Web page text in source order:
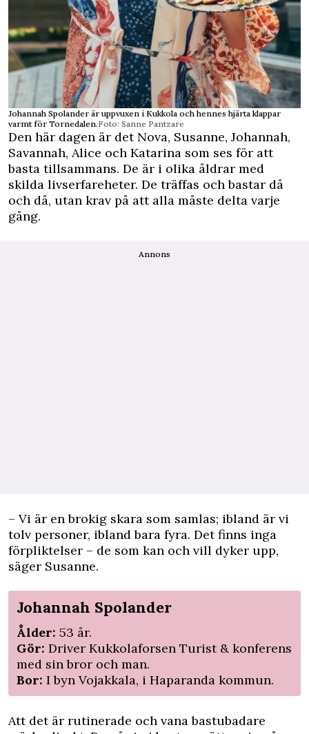
Johannah Spolander är uppvuxen i Kukkola och hennes hjärta klappar
varmt för Tornedalen.Foto: Sanne Pantzare
Den här dagen är det Nova, Susanne, Johannah,
Savannah, Alice och Katarina som ses för att
basta tillsammans. De är i olika åldrar med
skilda livserfareheter. De träffas och bastar då
och då, utan krav på att alla måste delta varje
gång.
Annons
– Vi är en brokig skara som samlas; ibland är vi
tolv personer, ibland bara fyra. Det finns inga
förpliktelser – de som kan och vill dyker upp,
säger Susanne.
Johannah Spolander
Ålder: 53 år.
Gör: Driver Kukkolaforsen Turist & konferens
med sin bror och man.
Bor: I byn Vojakkala, i Haparanda kommun.
Att det är rutinerade och vana bastubadare